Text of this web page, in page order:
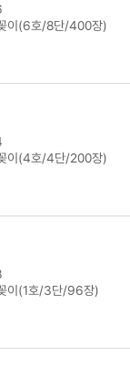
이(6호/8단/400장)
이(4호/4단/200장)
이(1호/3단/96장)